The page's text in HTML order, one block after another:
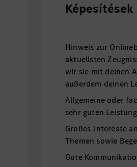
Képesítések
Hinweis zur
aktuellsten
wir sie mit deinen
außerdem deinen
Allgemeine oder
sehr guten
Großes Interesse
Themen sowie
Gute